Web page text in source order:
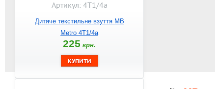
Артикул: 4Т1/4а
Дитяче текстильне взуття MB
Metro 4T1/4a
225 грн.